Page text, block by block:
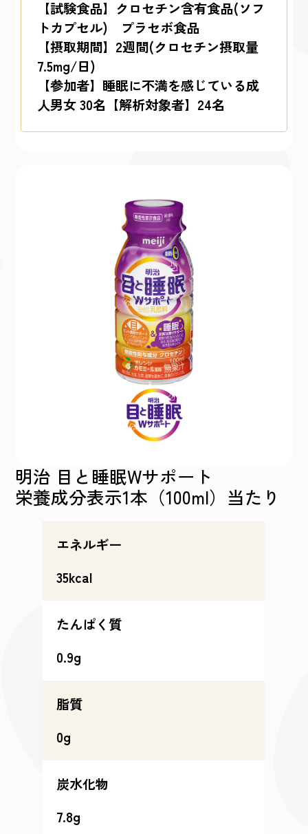
【試験食品】クロセチン含有食品(ソフ
トカプセル) プラセボ食品
【摂取期間】2週間(クロセチン摂取量
7.5mg/日)
【参加者】睡眠に不満を感じている成
人男女 30名【解析対象者】24名
明治 目と睡眠Wサポート
栄養成分表示1本（100ml）当たり
エネルギー
35kcal
たんぱく質
0.9g
脂質
0g
炭水化物
7.8g